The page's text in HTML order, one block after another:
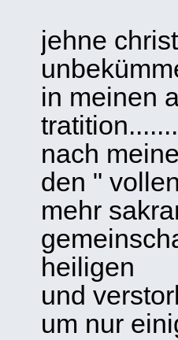
jehne
in meinen
nach
den "
mehr
heiligen
und
um nur